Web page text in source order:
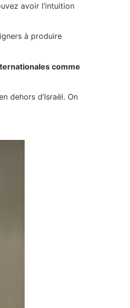
avoir l’intuition
à produire
comme
dehors d’Israël. On